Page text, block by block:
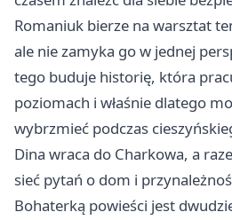
Romaniuk bierze na warsztat
ale nie zamyka go w jednej
tego buduje historię, która
poziomach i właśnie dlatego
wybrzmieć podczas
Dina wraca do Charkowa, a
sieć pytań o dom i
Bohaterką powieści jest